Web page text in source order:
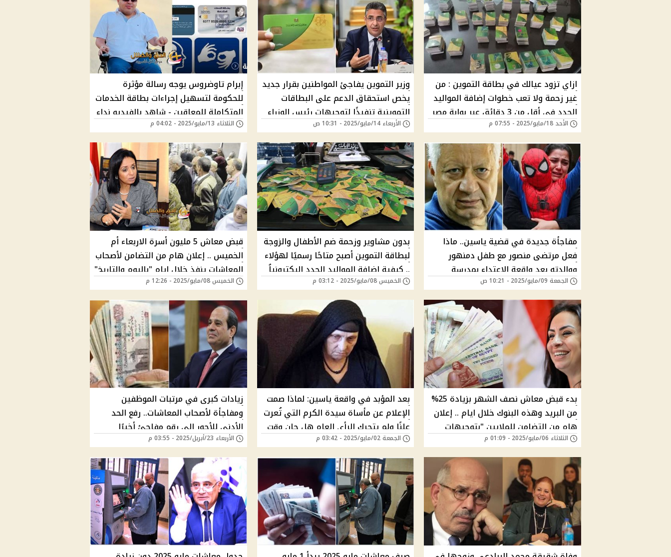
ازاي تزود عيالك في بطاقة التموين : من
غير زحمة ولا تعب خطوات إضافة المواليد
الجدد في أقل من 3 دقائق عبر بوابة مصر
الرقمية بشرط
الأحد 18/مايو/2025 - 07:55 م
وزير التموين يفاجئ المواطنين بقرار جديد
يخص استحقاق الدعم على البطاقات
التموينية تنفيذًا لتوجيهات رئيس الوزراء
"تغييرات مرتقبة في منظومة الدعم"
حذف المئات هل انت منهم؟
الأربعاء 14/مايو/2025 - 10:31 ص
إبرام تاوضروس يوجه رسالة مؤثرة
للحكومة لتسهيل إجراءات بطاقة الخدمات
المتكاملة للمعاقين - شاهد بالفيديو نداء
إنساني من أسرة تضم 5 أفراد من ذوي
الهمم
الثلاثاء 13/مايو/2025 - 04:02 م
مفاجأة جديدة في قضية ياسين.. ماذا
فعل مرتضى منصور مع طفل دمنهور
ووالدته بعد واقعة الاعتداء بمدرسة
الكرمة؟
الجمعة 09/مايو/2025 - 10:21 ص
بدون مشاوير وزحمة ضم الأطفال والزوجة
لبطاقة التموين أصبح متاحًا رسميًا لهؤلاء
.. كيفية إضافة المواليد الجدد اليكترونياُ
شروط!
الخميس 08/مايو/2025 - 03:12 م
قبض معاش 5 مليون أسرة الاربعاء أم
الخميس .. إعلان هام من التضامن لأصحاب
المعاشات ينفذ خلال ايام "باليوم والتاريخ"
أعرف هتقبض أمتي؟
الخميس 08/مايو/2025 - 12:26 م
بدء قبض معاش نصف الشهر بزيادة 25%
من البريد وهذه البنوك خلال ايام .. إعلان
هام من التضامن للملايين "بتوجيهات
الرئيس" إستعلم فوراً عن قيمة معاشك
الثلاثاء 06/مايو/2025 - 01:09 م
بعد المؤبد في واقعة ياسين: لماذا صمت
الإعلام عن مأساة سيدة الكرم التي تُعرت
علنًا ولم يتحرك الرأي العام هل حان وقت
إعادة قضية سعاد ثابت؟
الجمعة 02/مايو/2025 - 03:42 م
زيادات كبرى في مرتبات الموظفين
ومفاجأة لأصحاب المعاشات.. رفع الحد
الأدنى للأجور إلى رقم مفاجئ أخيرًا
الزيادات المنتظرة في الأجور تدخل حيز
التنفيذ في هذا الموعد
الأربعاء 23/أبريل/2025 - 03:55 م